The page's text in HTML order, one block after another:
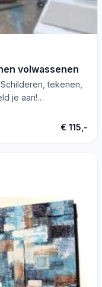
volwassenen
tekenen,
je aan!
€ 115,-